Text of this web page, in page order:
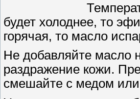
будет холоднее, то
горячая, то масло
Не добавляйте масло
раздражение кожи.
смешайте с медом